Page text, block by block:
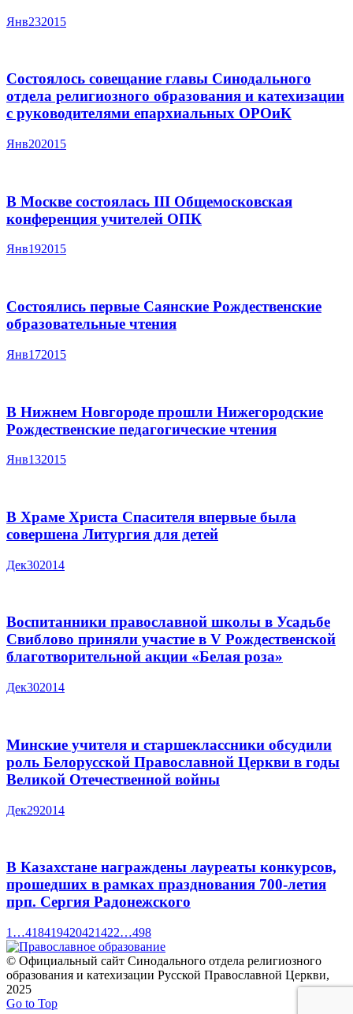
Янв232015
Состоялось совещание главы Синодального
отдела религиозного образования и катехизации
с руководителями епархиальных ОРОиК
Янв202015
В Москве состоялась III Общемосковская
конференция учителей ОПК
Янв192015
Состоялись первые Саянские Рождественские
образовательные чтения
Янв172015
В Нижнем Новгороде прошли Нижегородские
Рождественские педагогические чтения
Янв132015
В Храме Христа Спасителя впервые была
совершена Литургия для детей
Дек302014
Воспитанники православной школы в Усадьбе
Свиблово приняли участие в V Рождественской
благотворительной акции «Белая роза»
Дек302014
Минские учителя и старшеклассники обсудили
роль Белорусской Православной Церкви в годы
Великой Отечественной войны
Дек292014
В Казахстане награждены лауреаты конкурсов,
прошедших в рамках празднования 700-летия
прп. Сергия Радонежского
1 …418419420421422…498
© Официальный сайт Синодального отдела религиозного
образования и катехизации Русской Православной Церкви,
2025
Go to Top